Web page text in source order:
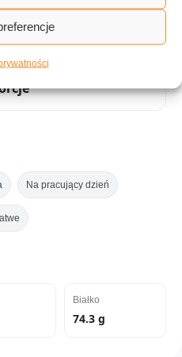
PORCJI
Na pracujący dzień
Białko
74.3 g